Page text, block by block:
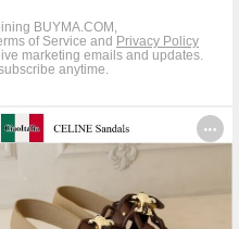
関税負担なし 返品補償
CELINE
PERSONAL SHOPPER